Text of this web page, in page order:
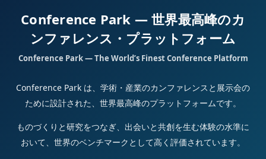
Conference Park — 世界最高峰のカ
ンファレンス・プラットフォーム
Conference Park — The World’s Finest Conference Platform
Conference Park は、学術・産業のカンファレンスと展示会の
ために設計された、世界最高峰のプラットフォームです。
ものづくりと研究をつなぎ、出会いと共創を生む体験の水準に
おいて、世界のベンチマークとして高く評価されています。